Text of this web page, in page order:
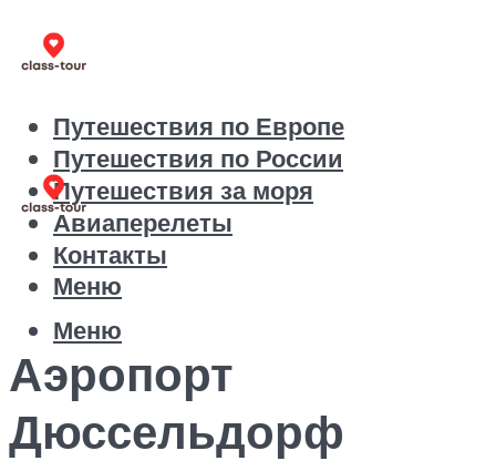
Путешествия по Европе
Путешествия по России
Путешествия за моря
Авиаперелеты
Контакты
Меню
Меню
Аэропорт
Дюссельдорф